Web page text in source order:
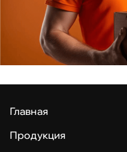
Главная
Продукция